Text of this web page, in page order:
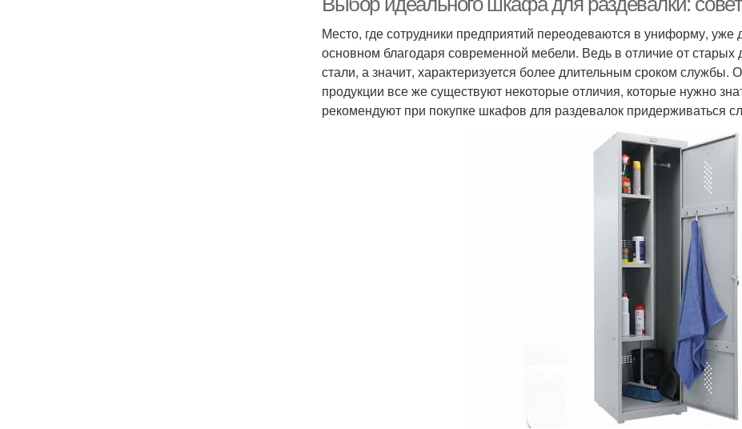
Место, где сотрудники предприятий переодеваются в униформу, уже
основном благодаря современной мебели. Ведь в отличие от
стали, а значит, характеризуется более длительным сроком
продукции все же существуют некоторые отличия, которые нужно
рекомендуют при покупке шкафов для раздевалок придерживаться